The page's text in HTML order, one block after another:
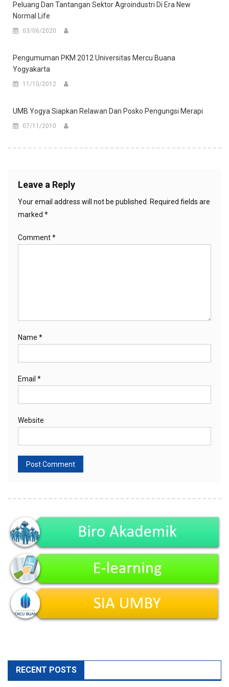
Peluang Dan Tantangan Sektor Agroindustri Di Era New
Normal Life
03/06/2020
Pengumuman PKM 2012 Universitas Mercu Buana
Yogyakarta
11/10/2012
UMB Yogya Siapkan Relawan Dan Posko Pengungsi Merapi
07/11/2010
Leave a Reply
Your email address will not be published.
Required fields are
marked *
Comment*
Name *
Email *
Website
RECENT POSTS